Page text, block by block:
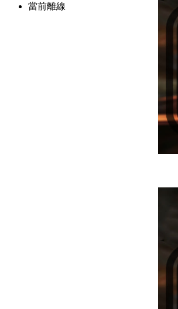
當前離線